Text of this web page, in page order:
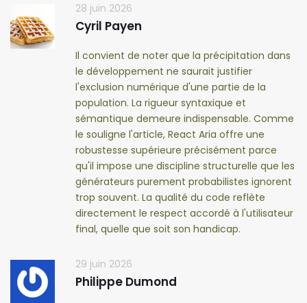
28 juin 2026
Cyril Payen
Il convient de noter que la précipitation dans
le développement ne saurait justifier
l'exclusion numérique d'une partie de la
population. La rigueur syntaxique et
sémantique demeure indispensable. Comme
le souligne l'article, React Aria offre une
robustesse supérieure précisément parce
qu'il impose une discipline structurelle que les
générateurs purement probabilistes ignorent
trop souvent. La qualité du code reflète
directement le respect accordé à l'utilisateur
final, quelle que soit son handicap.
29 juin 2026
Philippe Dumond